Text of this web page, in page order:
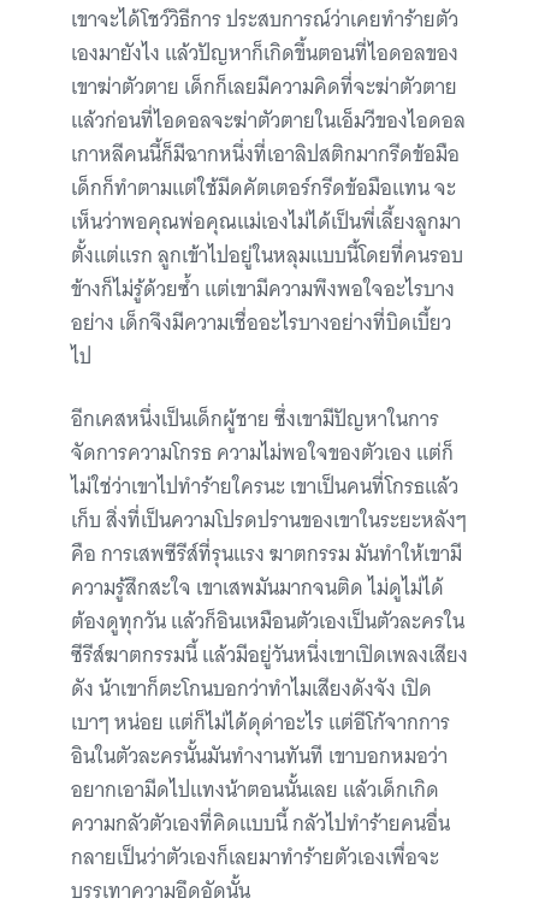
เขาจะได้โชว์วิธีการ ประสบการณ์ว่าเคยทำร้ายตัว
เองมายังไง แล้วปัญหาก็เกิดขึ้นตอนที่ไอดอลของ
เขาฆ่าตัวตาย เด็กก็เลยมีความคิดที่จะฆ่าตัวตาย
แล้วก่อนที่ไอดอลจะฆ่าตัวตายในเอ็มวีของไอดอล
เกาหลีคนนี้ก็มีฉากหนึ่งที่เอาลิปสติกมากรีดข้อมือ
เด็กก็ทำตามแต่ใช้มีดคัตเตอร์กรีดข้อมือแทน จะ
เห็นว่าพอคุณพ่อคุณแม่เองไม่ได้เป็นพี่เลี้ยงลูกมา
ตั้งแต่แรก ลูกเข้าไปอยู่ในหลุมแบบนี้โดยที่คนรอบ
ข้างก็ไม่รู้ด้วยซ้ำ แต่เขามีความพึงพอใจอะไรบาง
อย่าง เด็กจึงมีความเชื่ออะไรบางอย่างที่บิดเบี้ยว
ไป
อีกเคสหนึ่งเป็นเด็กผู้ชาย ซึ่งเขามีปัญหาในการ
จัดการความโกรธ ความไม่พอใจของตัวเอง แต่ก็
ไม่ใช่ว่าเขาไปทำร้ายใครนะ เขาเป็นคนที่โกรธแล้ว
เก็บ สิ่งที่เป็นความโปรดปรานของเขาในระยะหลังๆ
คือ การเสพซีรีส์ที่รุนแรง ฆาตกรรม มันทำให้เขามี
ความรู้สึกสะใจ เขาเสพมันมากจนติด ไม่ดูไม่ได้
ต้องดูทุกวัน แล้วก็อินเหมือนตัวเองเป็นตัวละครใน
ซีรีส์ฆาตกรรมนี้ แล้วมีอยู่วันหนึ่งเขาเปิดเพลงเสียง
ดัง น้าเขาก็ตะโกนบอกว่าทำไมเสียงดังจัง เปิด
เบาๆ หน่อย แต่ก็ไม่ได้ดุด่าอะไร แต่อีโก้จากการ
อินในตัวละครนั้นมันทำงานทันที เขาบอกหมอว่า
อยากเอามีดไปแทงน้าตอนนั้นเลย แล้วเด็กเกิด
ความกลัวตัวเองที่คิดแบบนี้ กลัวไปทำร้ายคนอื่น
กลายเป็นว่าตัวเองก็เลยมาทำร้ายตัวเองเพื่อจะ
บรรเทาความอึดอัดนั้น